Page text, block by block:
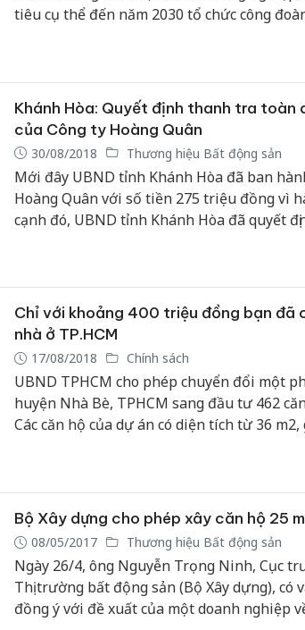
tiêu cụ thể đến năm 2030 tổ chức công
Khánh Hòa: Quyết định thanh tra toàn
của Công ty Hoàng Quân
30/08/2018 Thương hiệu Bất động sản
Mới đây UBND tỉnh Khánh Hòa đã ban
Hoàng Quân với số tiền 275 triệu đồng vì
cạnh đó, UBND tỉnh Khánh Hòa đã quyết
đóng góp vào để cho chủ đầu tư thực hiện
khác...
Chỉ với khoảng 400 triệu đồng bạn đã
nhà ở TP.HCM
17/08/2018 Chính sách
UBND TPHCM cho phép chuyển đổi một
huyện Nhà Bè, TPHCM sang đầu tư 462
Các căn hộ của dự án có diện tích từ 36
Bộ Xây dựng cho phép xây căn hộ 25
08/05/2017 Thương hiệu Bất động sản
Ngày 26/4, ông Nguyễn Trọng Ninh, Cục
Thị trường bất động sản (Bộ Xây dựng), có
đồng ý với đề xuất của một doanh nghiệp